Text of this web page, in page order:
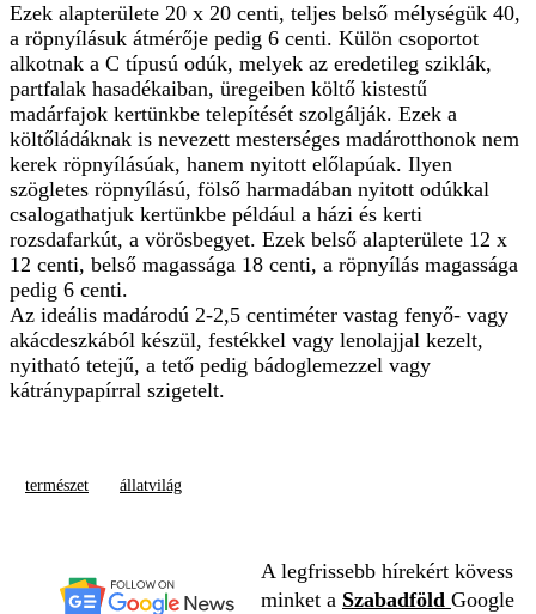
Ezek alapterülete 20 x 20 centi, teljes belső mélységük 40,
a röpnyílásuk átmérője pedig 6 centi. Külön csoportot
alkotnak a C típusú odúk, melyek az eredetileg sziklák,
partfalak hasadékaiban, üregeiben költő kistestű
madárfajok kertünkbe telepítését szolgálják. Ezek a
költőládáknak is nevezett mesterséges madárotthonok nem
kerek röpnyílásúak, hanem nyitott előlapúak. Ilyen
szögletes röpnyílású, fölső harmadában nyitott odúkkal
csalogathatjuk kertünkbe például a házi és kerti
rozsdafarkút, a vörösbegyet. Ezek belső alapterülete 12 x
12 centi, belső magassága 18 centi, a röpnyílás magassága
pedig 6 centi.
Az ideális madárodú 2-2,5 centiméter vastag fenyő- vagy
akácdeszkából készül, festékkel vagy lenolajjal kezelt,
nyitható tetejű, a tető pedig bádoglemezzel vagy
kátránypapírral szigetelt.
természet állatvilág
A legfrissebb hírekért kövess
minket a Szabadföld Google